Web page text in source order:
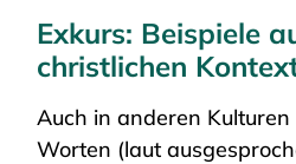
Exkurs: Beispiele
christlichen
Auch in anderen
Worten (laut